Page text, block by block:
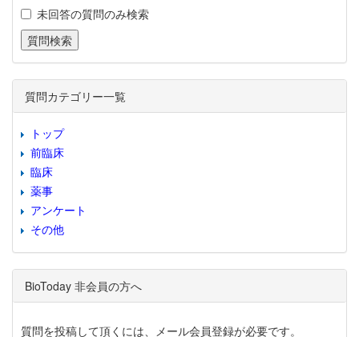
未回答の質問のみ検索
質問カテゴリー一覧
トップ
前臨床
臨床
薬事
アンケート
その他
BioToday 非会員の方へ
質問を投稿して頂くには、メール会員登録が必要です。